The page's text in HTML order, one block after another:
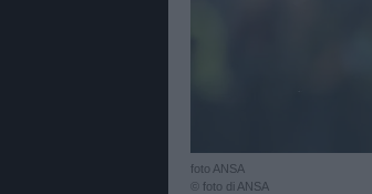
foto ANSA
© foto di ANSA